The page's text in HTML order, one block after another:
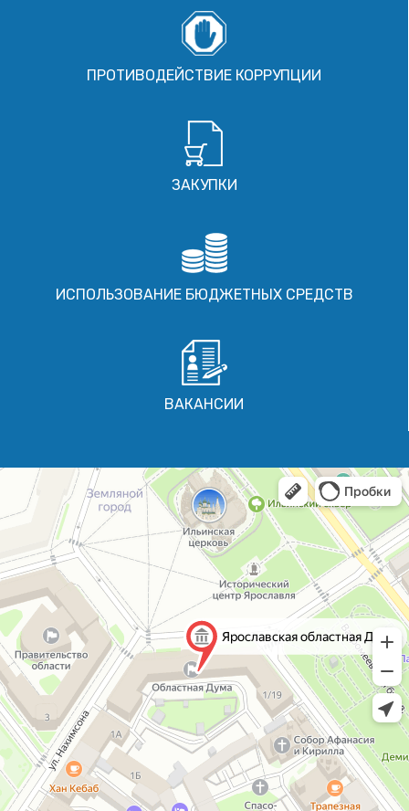
ПРОТИВОДЕЙСТВИЕ КОРРУПЦИИ
ЗАКУПКИ
ИСПОЛЬЗОВАНИЕ БЮДЖЕТНЫХ СРЕДСТВ
ВАКАНСИИ